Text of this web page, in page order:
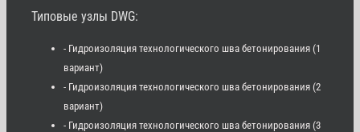
Типовые узлы DWG:
- Гидроизоляция технологического шва бетонирования (1
вариант)
- Гидроизоляция технологического шва бетонирования (2
вариант)
- Гидроизоляция технологического шва бетонирования (3